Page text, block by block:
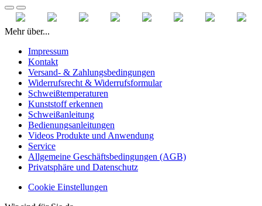
Mehr über...
Impressum
Kontakt
Versand- & Zahlungsbedingungen
Widerrufsrecht & Widerrufsformular
Schweißtemperaturen
Kunststoff erkennen
Schweißanleitung
Bedienungsanleitungen
Videos Produkte und Anwendung
Service
Allgemeine Geschäftsbedingungen (AGB)
Privatsphäre und Datenschutz
Cookie Einstellungen